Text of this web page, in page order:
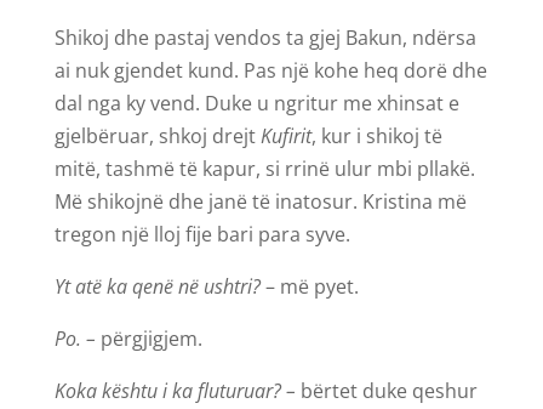
Shikoj dhe pastaj vendos ta gjej Bakun, ndërsa
ai nuk gjendet kund. Pas një kohe heq dorë dhe
dal nga ky vend. Duke u ngritur me xhinsat e
gjelbëruar, shkoj drejtKufirit, kur i shikoj të
mitë, tashmë të kapur, si rrinë ulur mbi pllakë.
Më shikojnë dhe janë të inatosur. Kristina më
tregon një lloj fije bari para syve.
Yt atë ka qenë në ushtri?– më pyet.
Po. – përgjigjem.
Koka kështu i ka fluturuar? – bërtet duke qeshur